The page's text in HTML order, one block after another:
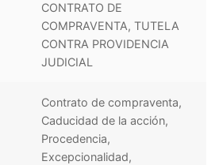
CONTRATO DE
COMPRAVENTA, TUTELA
CONTRA PROVIDENCIA
JUDICIAL
Contrato de compraventa,
Caducidad de la acción,
Procedencia,
Excepcionalidad,